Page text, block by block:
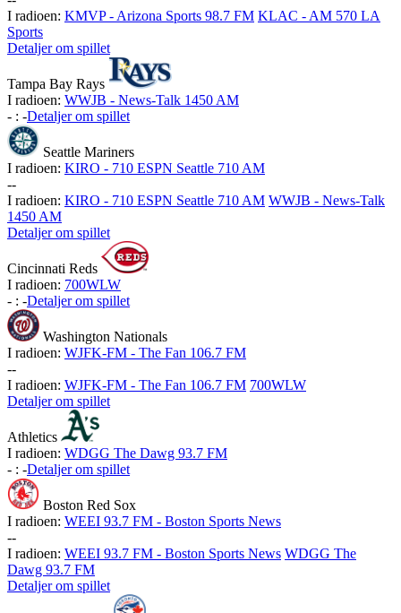
I radioen: KMVP - Arizona Sports 98.7 FM KLAC - AM 570 LA
Sports
Detaljer om spillet
Tampa Bay Rays
I radioen: WWJB - News-Talk 1450 AM
- : -Detaljer om spillet
Seattle Mariners
I radioen: KIRO - 710 ESPN Seattle 710 AM
--
I radioen: KIRO - 710 ESPN Seattle 710 AM WWJB - News-Talk
1450 AM
Detaljer om spillet
Cincinnati Reds
I radioen: 700WLW
- : -Detaljer om spillet
Washington Nationals
I radioen: WJFK-FM - The Fan 106.7 FM
--
I radioen: WJFK-FM - The Fan 106.7 FM 700WLW
Detaljer om spillet
Athletics
I radioen: WDGG The Dawg 93.7 FM
- : -Detaljer om spillet
Boston Red Sox
I radioen: WEEI 93.7 FM - Boston Sports News
--
I radioen: WEEI 93.7 FM - Boston Sports News WDGG The
Dawg 93.7 FM
Detaljer om spillet